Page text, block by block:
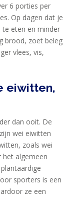
6 porties per
Op dagen dat je
eten en minder
brood, zoet beleg
vlees, vis,
eiwitten,
dan ooit. De
wei eiwitten
zoals wei
algemeen
sporters is een
ze een